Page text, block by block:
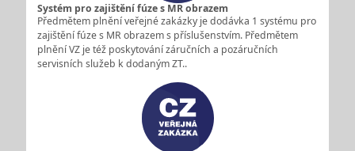
Systém pro zajištění fúze s MR obrazem
Předmětem plnění veřejné zakázky je dodávka 1 systému pro
zajištění fúze s MR obrazem s příslušenstvím. Předmětem
plnění VZ je též poskytování záručních a pozáručních
servisních služeb k dodaným ZT..